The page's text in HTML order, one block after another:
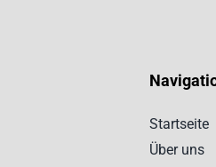
Startseite
Über uns